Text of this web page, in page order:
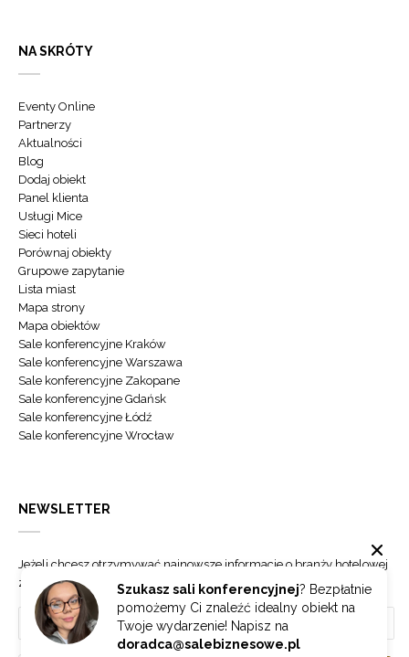
Szukasz sali konferencyjnej? Bezpłatnie
pomożemy Ci znaleźć idealny obiekt na
Twoje wydarzenie! Napisz na
doradca@salebiznesowe.pl
NA SKRÓTY
Eventy Online
Partnerzy
Aktualności
Blog
Dodaj obiekt
Panel klienta
Usługi Mice
Sieci hoteli
Porównaj obiekty
Grupowe zapytanie
Lista miast
Mapa strony
Mapa obiektów
Sale konferencyjne Kraków
Sale konferencyjne Warszawa
Sale konferencyjne Zakopane
Sale konferencyjne Gdańsk
Sale konferencyjne Łódź
Sale konferencyjne Wrocław
NEWSLETTER
Jeżeli chcesz otrzymywać najnowsze informacje o branży hotelowej
zapisz się do naszego newslettera.